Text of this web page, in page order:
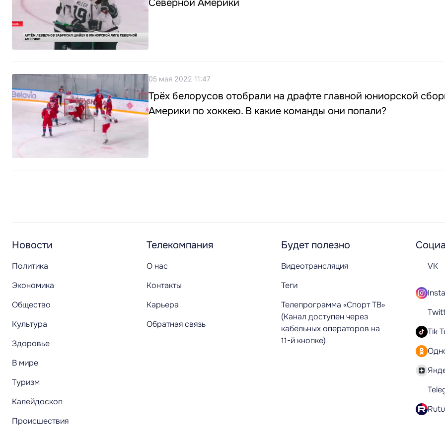
Северной Америки
05 мая 2022 11:47
Трёх белорусов отобрали на драфте главной юниорской
Америки по хоккею. В какие команды они попали?
Новости
Политика
Экономика
Общество
Культура
Здоровье
В мире
Туризм
Калейдоскоп
Происшествия
Телекомпания
О нас
Контакты
Карьера
Обратная связь
Будет полезно
Видеотрансляция
Теги
Телепрограмма «Спорт ТВ»
(Канал доступен через
кабельных операторов на
11-й кнопке)
VK
Tik